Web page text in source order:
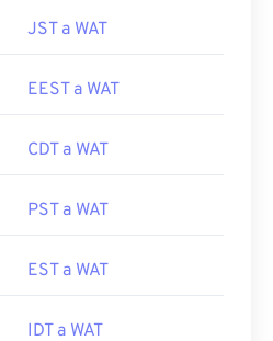
JST a WAT
EEST a WAT
CDT a WAT
PST a WAT
EST a WAT
IDT a WAT